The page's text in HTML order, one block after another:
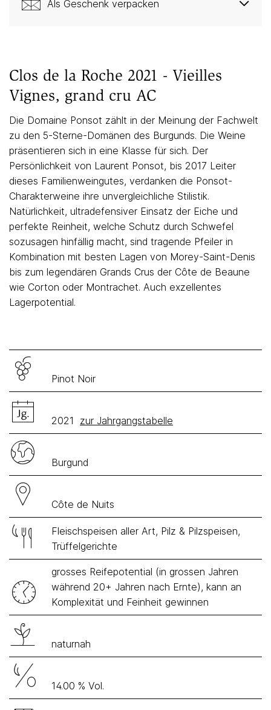
Als Geschenk verpacken
Clos de la Roche 2021 - Vieilles
Vignes, grand cru AC
Die Domaine Ponsot zählt in der Meinung der Fachwelt
zu den 5-Sterne-Domänen des Burgunds. Die Weine
präsentieren sich in eine Klasse für sich. Der
Persönlichkeit von Laurent Ponsot, bis 2017 Leiter
dieses Familienweingutes, verdanken die Ponsot-
Charakterweine ihre unvergleichliche Stilistik.
Natürlichkeit, ultradefensiver Einsatz der Eiche und
perfekte Reinheit, welche Schutz durch Schwefel
sozusagen hinfällig macht, sind tragende Pfeiler in
Kombination mit besten Lagen von Morey-Saint-Denis
bis zum legendären Grands Crus der Côte de Beaune
wie Corton oder Montrachet. Auch exzellentes
Lagerpotential.
Pinot Noir
2021 zur Jahrgangstabelle
Burgund
Côte de Nuits
Fleischspeisen aller Art, Pilz & Pilzspeisen,
Trüffelgerichte
grosses Reifepotential (in grossen Jahren
während 20+ Jahren nach Ernte), kann an
Komplexität und Feinheit gewinnen
naturnah
14.00 % Vol.